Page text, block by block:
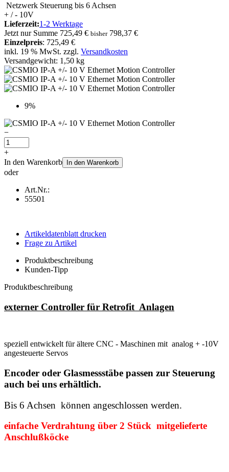
Netzwerk Steuerung bis 6 Achsen
+ / - 10V
Lieferzeit:1-2 Werktage
Jetzt nur Summe 725,49 € bisher798,37 €
Einzelpreis: 725,49 €
inkl. 19 % MwSt. zzgl. Versandkosten
Versandgewicht: 1,50 kg
9%
−
+
In den Warenkorb
In den Warenkorb
oder
Art.Nr.:
55501
Artikeldatenblatt drucken
Frage zu Artikel
Produktbeschreibung
Kunden-Tipp
Produktbeschreibung
externer Controller für Retrofit Anlagen
speziell entwickelt für ältere CNC - Maschinen mit analog + -10V
angesteuerte Servos
Encoder oder Glasmessstäbe passen zur Steuerung
auch bei uns erhältlich.
Bis 6 Achsen können angeschlossen werden.
einfache Verdrahtung über 2 Stück mitgelieferte
Anschlußköcke